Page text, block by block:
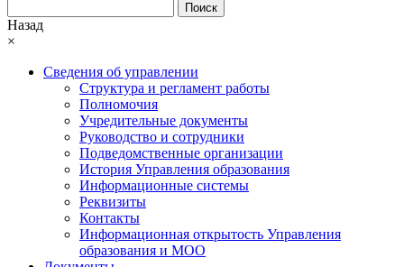
Поиск
Назад
×
Сведения об управлении
Структура и регламент работы
Полномочия
Учредительные документы
Руководство и сотрудники
Подведомственные организации
История Управления образования
Информационные системы
Реквизиты
Контакты
Информационная открытость Управления
образования и МОО